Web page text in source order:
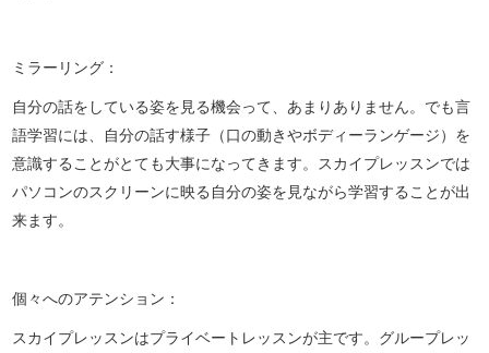
ミラーリング：
自分の話をしている姿を見る機会って、あまりありません。でも言
語学習には、自分の話す様子（口の動きやボディーランゲージ）を
意識することがとても大事になってきます。スカイプレッスンでは
パソコンのスクリーンに映る自分の姿を見ながら学習することが出
来ます。
個々へのアテンション：
スカイプレッスンはプライベートレッスンが主です。グループレッ